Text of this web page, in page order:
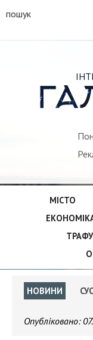
пошук
МІСТО
НОВИНИ
Опубліковано: